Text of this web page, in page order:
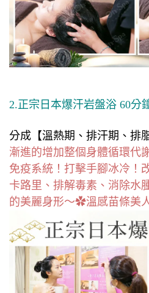
2.正宗日本爆汗岩盤浴 60分
分成【溫熱期、排汗期、排
漸進的增加整個身體循環代
免疫系統！打擊手腳冰冷！
卡路里、排解毒素、消除水
的美麗身形～✿溫感苗條美